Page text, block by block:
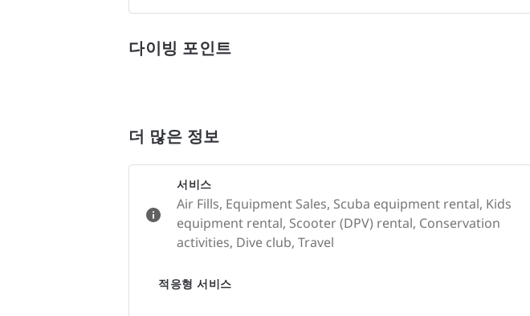
다이빙 포인트
더 많은 정보
서비스
Air Fills, Equipment Sales, Scuba equipment rental, Kids
equipment rental, Scooter (DPV) rental, Conservation
activities, Dive club, Travel
적응형 서비스